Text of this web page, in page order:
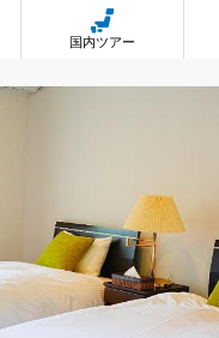
国内ツアー